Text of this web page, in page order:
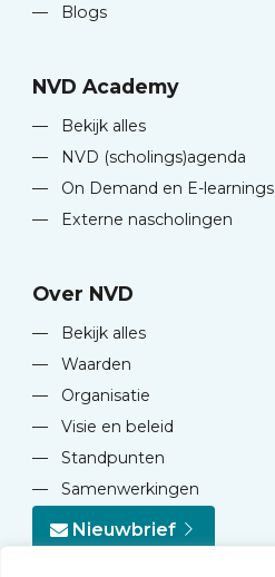
—
Blogs
NVD Academy
—
Bekijk alles
—
NVD (scholings)agenda
—
On Demand en E-learnings
—
Externe nascholingen
Over NVD
—
Bekijk alles
—
Waarden
—
Organisatie
—
Visie en beleid
—
Standpunten
—
Samenwerkingen
Nieuwbrief